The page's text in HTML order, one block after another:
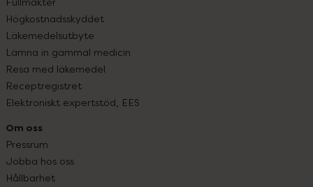
Högkostnadsskyddet
Läkemedelsutbyte
Lämna in gammal medicin
Resa med läkemedel
Receptregistret
Elektroniskt expertstöd, EES
Om oss
Pressrum
Jobba hos oss
Hållbarhet